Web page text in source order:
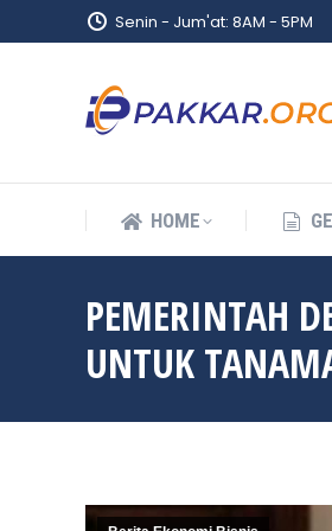
Senin - Jum'at: 8AM - 5PM
HOME
PEMERINTAH
UNTUK
HOME